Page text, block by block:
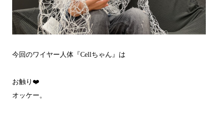
今回のワイヤー人体『Cellちゃん』は
お触り❤️
オッケー。